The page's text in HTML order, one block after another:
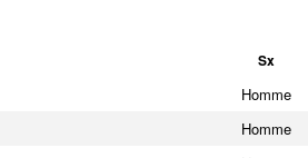
Sx
Homme
Homme